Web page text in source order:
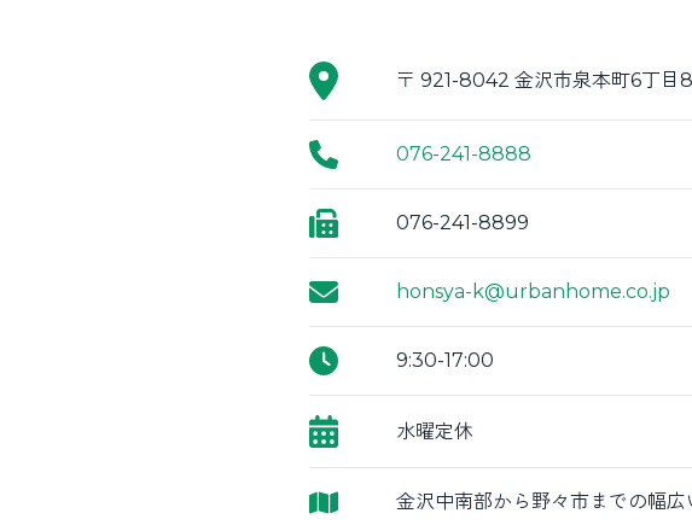
〒 921-8042 金沢市泉本町6丁目
076-241-8888
076-241-8899
honsya-k@urbanhome.co.jp
9:30-17:00
水曜定休
金沢中南部から野々市までの幅広